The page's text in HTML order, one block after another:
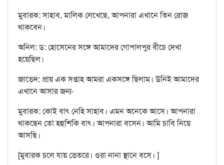
মুবারক: সাহাব, মালিক লেখেছে, আপনারা এখানে তিন রোজ
থাকবেন।
অনিল: ড: হোসেনের সঙ্গে আমাদের গোপালপুর বীচে দেখা
হয়েছিল।
জাভেদ: প্রায় এক সপ্তাহ আমরা একসঙ্গে ছিলাম। উনিই আমাদের
এখানে আসার জন্য-
মুবারক: কোই বাৎ নেহি সাহাব। এমন অনেকে আসে। আপনারা
থাকছেন তো হহুশিকি বাৎ। আপনারা বসেন। আমি চাবি নিয়ে
আসছি।
[মুবারক চলে যায় ভেতরে। ওরা নানা স্থানে বসে। ]